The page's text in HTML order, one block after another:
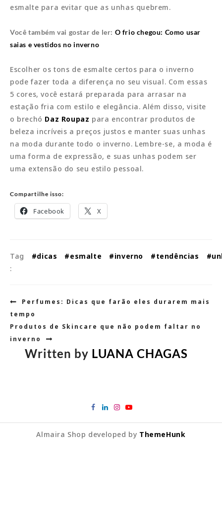
esmalte para evitar que as unhas quebrem.
Você também vai gostar de ler: O frio chegou: Como usar
saias e vestidos no inverno
Escolher os tons de esmalte certos para o inverno
pode fazer toda a diferença no seu visual. Com essas
5 cores, você estará preparada para arrasar na
estação fria com estilo e elegância. Além disso, visite
o brechó Daz Roupaz para encontrar produtos de
beleza incríveis a preços justos e manter suas unhas
na moda durante todo o inverno. Lembre-se, a moda é
uma forma de expressão, e suas unhas podem ser
uma extensão do seu estilo pessoal.
Compartilhe isso:
Facebook X
Tag
:
#dicas #esmalte #inverno #tendências
Navegação
de
Post
Perfumes: Dicas que farão eles durarem mais
tempo
Produtos de Skincare que não podem faltar no
inverno
Written by LUANA CHAGAS
Almaira Shop developed by ThemeHunk